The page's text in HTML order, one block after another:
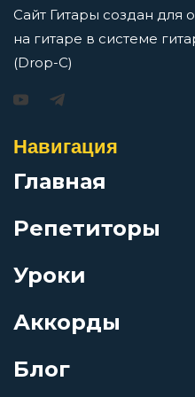
Падать
Победители
Потратили
Игорь Растеряев —
Просмотров: 15195 чел.
АукцЫон — Возле
Перейти
Сайт Гитары создан для
на гитаре в системе
(Drop-C)
Навигация
Главная
Репетиторы
Уроки
Аккорды
Блог